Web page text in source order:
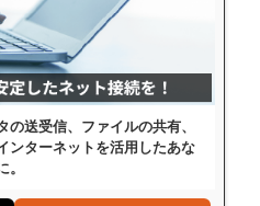
送受信、ファイルの共有、
ンターネットを活用したあな